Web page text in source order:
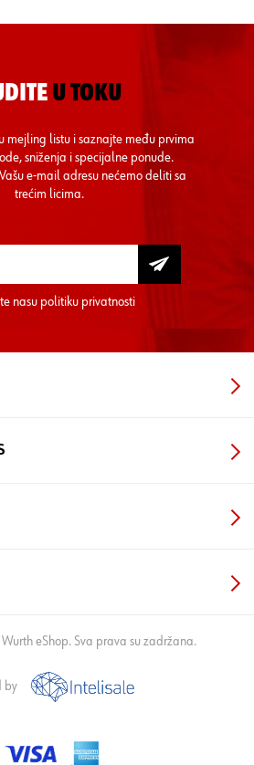
U TOKU
mejling listu i saznajte među prvima
sniženja i specijalne ponude.
e-mail adresu nećemo deliti sa
trećim licima.
nasu politiku privatnosti
eShop. Sva prava su zadržana.
by